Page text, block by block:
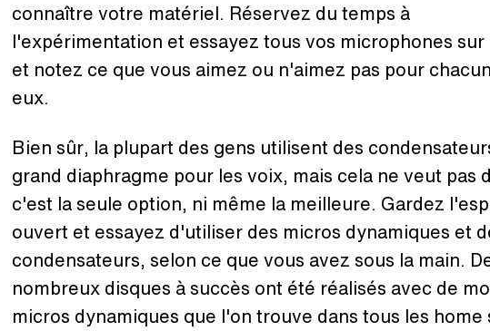
connaître votre matériel. Réservez du temps à
l'expérimentation et essayez tous vos microphones sur
et notez ce que vous aimez ou n'aimez pas pour
eux.
Bien sûr, la plupart des gens utilisent des
grand diaphragme pour les voix, mais cela ne veut pas
c'est la seule option, ni même la meilleure. Gardez
ouvert et essayez d'utiliser des micros dynamiques et
condensateurs, selon ce que vous avez sous la main.
nombreux disques à succès ont été réalisés avec de
micros dynamiques que l'on trouve dans tous les home